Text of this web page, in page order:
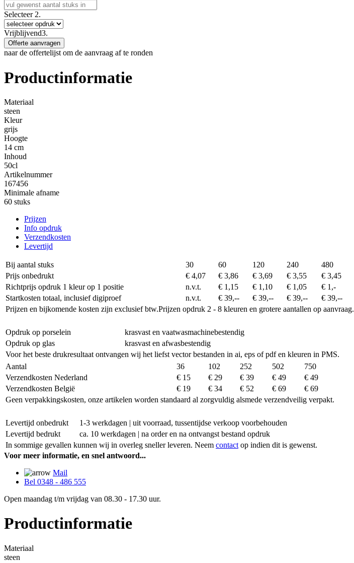
Selecteer 2.
Vrijblijvend3.
Offerte aanvragen
naar de offertelijst om de aanvraag af te ronden
Productinformatie
Materiaal
steen
Kleur
grijs
Hoogte
14 cm
Inhoud
50cl
Artikelnummer
167456
Minimale afname
60 stuks
Prijzen
Info opdruk
Verzendkosten
Levertijd
Bij aantal stuks 30 60 120 240
480
Prijs onbedrukt
€ 4,07 € 3,86 € 3,69 € 3,55
€ 3,45
Richtprijs opdruk 1 kleur op 1 positie
n.v.t. € 1,15 € 1,10 € 1,05
€ 1,-
Startkosten totaal, inclusief digiproef
n.v.t. € 39,-- € 39,-- € 39,--
€ 39,--
Prijzen en bijkomende kosten zijn exclusief btw.Prijzen opdruk 2 - 8 kleuren en grotere aantallen op aanvraag.
Opdruk op porselein
krasvast en vaatwasmachinebestendig
Opdruk op glas
krasvast en afwasbestendig
Voor het beste drukresultaat ontvangen wij het liefst vector bestanden in ai, eps of pdf en kleuren in PMS.
Aantal
36 102 252 502
750
Verzendkosten Nederland
€ 15 € 29 € 39 € 49
€ 49
Verzendkosten België
€ 19 € 34 € 52 € 69
€ 69
Geen verpakkingskosten, onze artikelen worden standaard al zorgvuldig alsmede verzendveilig verpakt.
Levertijd onbedrukt
1-3 werkdagen | uit voorraad, tussentijdse verkoop voorbehouden
Levertijd bedrukt
ca. 10 werkdagen | na order en na ontvangst bestand opdruk
In sommige gevallen kunnen wij in overleg sneller leveren. Neem contact op indien dit is gewenst.
Voor meer informatie, en snel antwoord...
Mail
Bel 0348 - 486 555
Open maandag t/m vrijdag van 08.30 - 17.30 uur.
Productinformatie
Materiaal
steen